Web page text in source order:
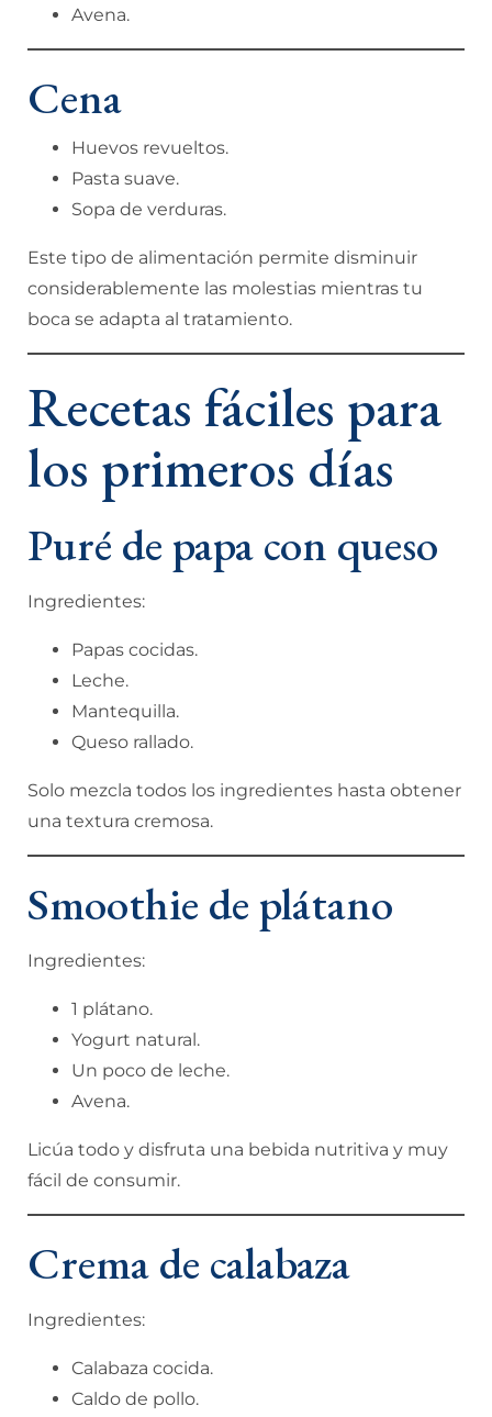
Avena.
Cena
Huevos revueltos.
Pasta suave.
Sopa de verduras.
Este tipo de alimentación permite disminuir
considerablemente las molestias mientras tu
boca se adapta al tratamiento.
Recetas fáciles para
los primeros días
Puré de papa con queso
Ingredientes:
Papas cocidas.
Leche.
Mantequilla.
Queso rallado.
Solo mezcla todos los ingredientes hasta obtener
una textura cremosa.
Smoothie de plátano
Ingredientes:
1 plátano.
Yogurt natural.
Un poco de leche.
Avena.
Licúa todo y disfruta una bebida nutritiva y muy
fácil de consumir.
Crema de calabaza
Ingredientes:
Calabaza cocida.
Caldo de pollo.